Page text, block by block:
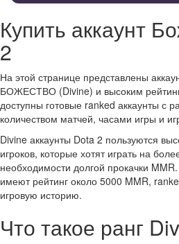
Купить аккаунт
2
На этой странице представлены
БОЖЕСТВО (Divine) и высоким
доступны готовые ranked аккаунты с
количеством матчей, часами игры и
Divine аккаунты Dota 2 пользуются
игроков, которые хотят играть на
необходимости долгой прокачки
имеют рейтинг около 5000 MMR,
игровую историю.
Что такое ранг